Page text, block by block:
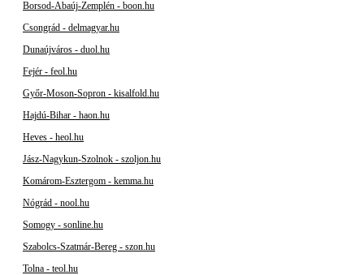
Borsod-Abaúj-Zemplén - boon.hu
Csongrád - delmagyar.hu
Dunaújváros - duol.hu
Fejér - feol.hu
Győr-Moson-Sopron - kisalfold.hu
Hajdú-Bihar - haon.hu
Heves - heol.hu
Jász-Nagykun-Szolnok - szoljon.hu
Komárom-Esztergom - kemma.hu
Nógrád - nool.hu
Somogy - sonline.hu
Szabolcs-Szatmár-Bereg - szon.hu
Tolna - teol.hu